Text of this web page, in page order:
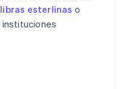
libras esterlinas o
instituciones